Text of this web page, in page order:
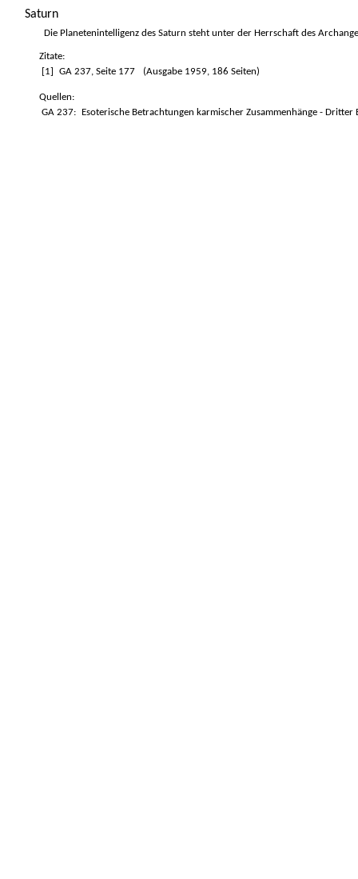
Saturn
Die Planetenintelligenz des Saturn steht unter der Herrschaft des
Zitate:
[1]
GA 237, Seite 177 (Ausgabe 1959, 186 Seiten)
Quellen:
GA 237:
Esoterische Betrachtungen karmischer Zusammenhänge -